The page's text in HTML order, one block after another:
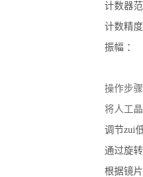
计数器
计数精
振幅 ：
操作步
将人工
调节zui
通过旋
根据镜